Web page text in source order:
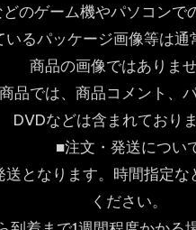
ゲーム機やパソコンで
るパッケージ画像等は
商品の画像ではありませ
品では、商品コメント、
DVDなどは含まれておりま
■注文・発送につい
となります。時間指定
ください。